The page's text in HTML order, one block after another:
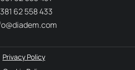
62 558 433
Privacy Policy